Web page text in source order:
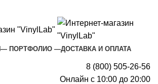
— ПОРТФОЛИО —ДОСТАВКА И ОПЛАТА
8 (800) 505-26-56
Онлайн с 10:00 до 20:00